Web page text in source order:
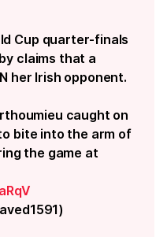
Cup quarter-finals
claims that a
her Irish opponent.
caught on
bite into the arm of
the game at